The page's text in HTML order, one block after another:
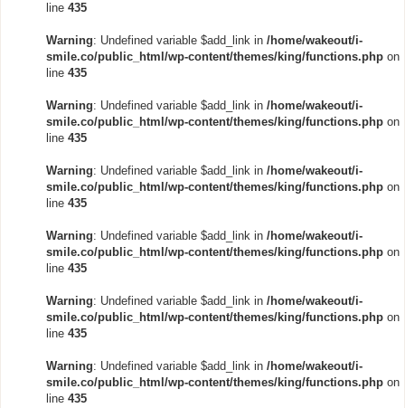
line 435
Warning: Undefined variable $add_link in /home/wakeout/i-
smile.co/public_html/wp-content/themes/king/functions.php on
line 435
Warning: Undefined variable $add_link in /home/wakeout/i-
smile.co/public_html/wp-content/themes/king/functions.php on
line 435
Warning: Undefined variable $add_link in /home/wakeout/i-
smile.co/public_html/wp-content/themes/king/functions.php on
line 435
Warning: Undefined variable $add_link in /home/wakeout/i-
smile.co/public_html/wp-content/themes/king/functions.php on
line 435
Warning: Undefined variable $add_link in /home/wakeout/i-
smile.co/public_html/wp-content/themes/king/functions.php on
line 435
Warning: Undefined variable $add_link in /home/wakeout/i-
smile.co/public_html/wp-content/themes/king/functions.php on
line 435